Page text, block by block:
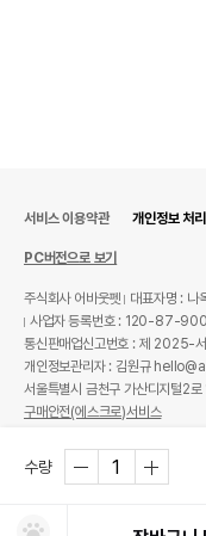
수입자를 함께 표기
AS책임자와 전화번호
또는 소비자상담 관련
전화번호
유통기한
수량
서비스 이용약관 개인정보 처
PC버전으로 보기
주식회사 어바웃펫
대표자명 : 나
사업자 등록번호 : 120-87-
통신판매업신고번호 : 제 2025-
개인정보관리자 : 김원규
서울특별시 금천구 가산디지털2
구매안전(에스크로)서비스